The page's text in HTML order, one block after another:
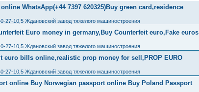
WhatsApp(+44 7397 620325)Buy green card,residence
27-10,5 Ждановский завод тяжелого машиностроения
Euro money in germany,Buy Counterfeit euro,Fake euros
27-10,5 Ждановский завод тяжелого машиностроения
euro bills online,realistic prop money for sell,PROP EURO
27-10,5 Ждановский завод тяжелого машиностроения
online Buy Norwegian passport online Buy Poland Passport